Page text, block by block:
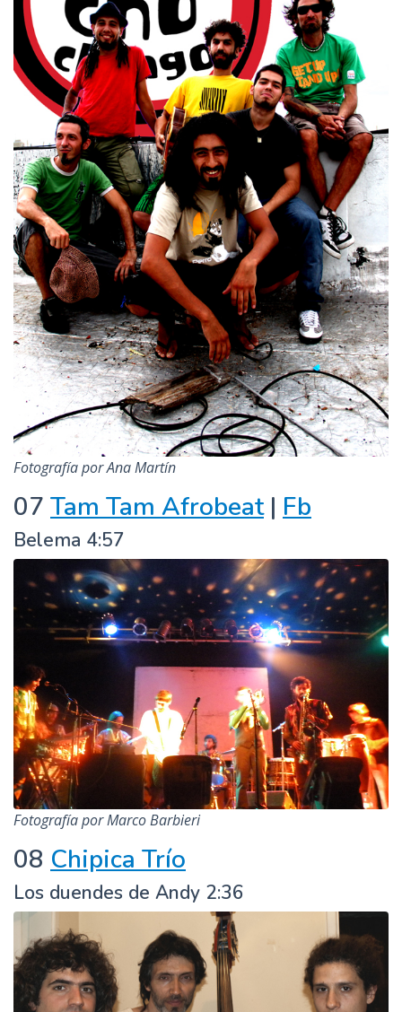
Fotografía por Ana Martín
07 Tam Tam Afrobeat| Fb
Belema 4:57
Fotografía por Marco Barbieri
08 Chipica Trío
Los duendes de Andy 2:36